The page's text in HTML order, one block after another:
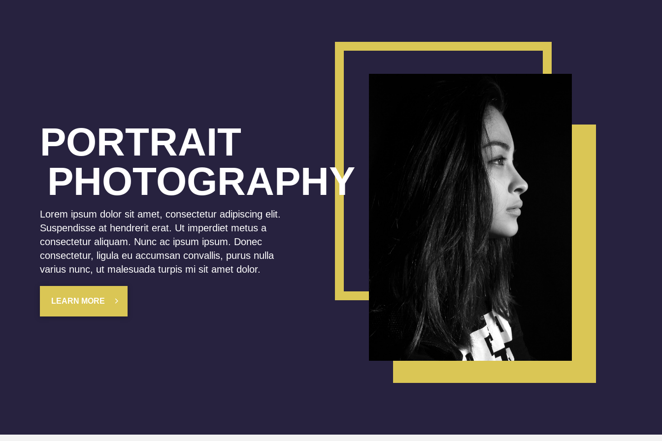
PORTRAIT
PHOTOGRAPHY
Lorem ipsum dolor sit amet, consectetur adipiscing elit.
Suspendisse at hendrerit erat. Ut imperdiet metus a
consectetur aliquam. Nunc ac ipsum ipsum. Donec
consectetur, ligula eu accumsan convallis, purus nulla
varius nunc, ut malesuada turpis mi sit amet dolor.
LEARN MORE